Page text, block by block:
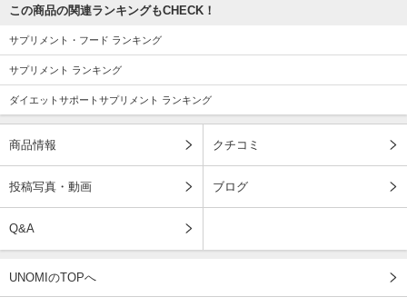
この商品の関連ランキングもCHECK！
サプリメント・フード ランキング
サプリメント ランキング
ダイエットサポートサプリメント ランキング
商品情報 クチコミ
投稿写真・動画 ブログ
Q&A
UNOMIのTOPへ